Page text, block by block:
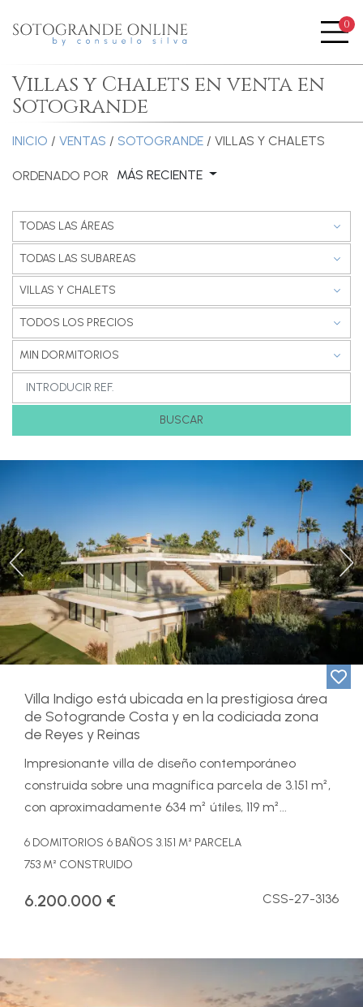
0
Villas y Chalets en venta en
Sotogrande
INICIO / VENTAS / SOTOGRANDE / VILLAS Y CHALETS
ORDENADO POR MÁS RECIENTE
Previous
Villa Indigo está ubicada en la prestigiosa área
de Sotogrande Costa y en la codiciada zona
de Reyes y Reinas
Impresionante villa de diseño contemporáneo
construida sobre una magnífica parcela de 3.151 m²,
con aproximadamente 634 m² útiles, 119 m²...
6 DOMITORIOS 6 BAÑOS 3.151 M² PARCELA
753 M² CONSTRUIDO
6.200.000 € CSS-27-3136
TODAS LAS ÁREAS
TODAS LAS SUBAREAS
VILLAS Y CHALETS
TODOS LOS PRECIOS
MIN DORMITORIOS
BUSCAR